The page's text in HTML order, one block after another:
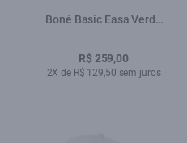
Boné Basic Easa Verde
R$ 259,00
2X de R$ 129,50 sem juros